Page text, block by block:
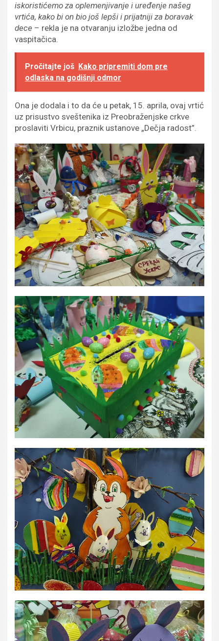
iskoristićemo za oplemenjivanje i uređenje našeg
vrtića, kako bi on bio još lepši i prijatniji za boravak
dece – rekla je na otvaranju izložbe jedna od
vaspitačica.
Pročitajte još Kako pripremiti dom pre
odlaska na godišnji odmor
Ona je dodala i to da će u petak, 15. aprila, ovaj vrtić
uz prisustvo sveštenika iz Preobraženjske crkve
proslaviti Vrbicu, praznik ustanove „Dečja radost”.